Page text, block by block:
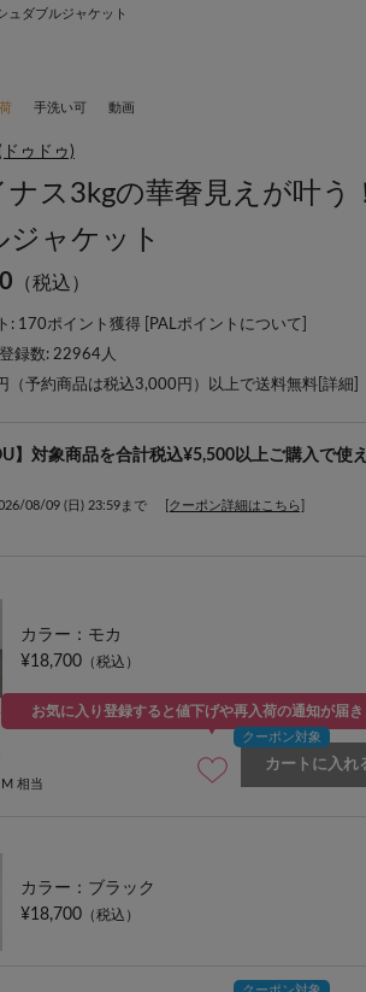
ュダブルジャケット
手洗い可 動画
ゥドゥ)
ナス3kgの華奢見えが叶う
ジャケット
（税込）
: 170ポイント獲得 [ PALポイントについて
録数: 22964 人
（予約商品は税込3,000円）以上で送料無料[ 詳細
】対象商品を合計税込¥5,500以上ご購入で使
08/09 (日) 23:59まで [クーポン詳細はこちら]
カラー：モカ
¥18,700 （税込）
相当
お気に入り登録すると値下げや再入荷の通知が届
カートに入れ
カラー：ブラック
¥18,700 （税込）